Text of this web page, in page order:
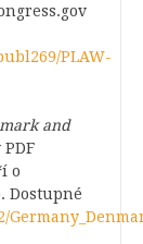
PLAW-
and
o
Dostupné